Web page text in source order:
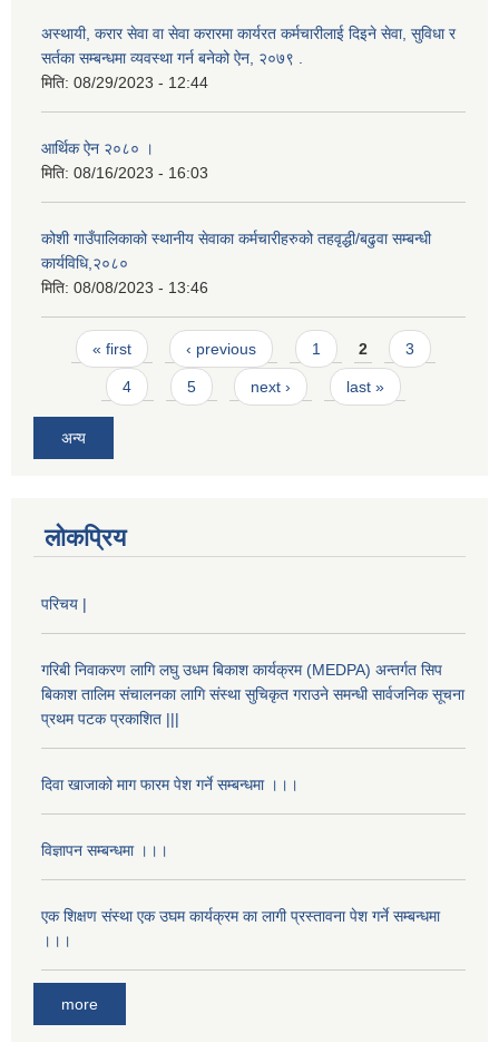
अस्थायी, करार सेवा वा सेवा करारमा कार्यरत कर्मचारीलाई दिइने सेवा, सुविधा र
सर्तका सम्बन्धमा व्यवस्था गर्न बनेको ऐन, २०७९ ‍.
मिति: 08/29/2023 - 12:44
आर्थिक ऐन २०८० ।
मिति: 08/16/2023 - 16:03
कोशी गाउँपालिकाको स्थानीय सेवाका कर्मचारीहरुको तहवृद्धी/बढुवा सम्बन्धी
कार्यविधि,२०८०
मिति: 08/08/2023 - 13:46
Pages
« first ‹ previous 1 2 3
4 5 next › last »
अन्य
लोकप्रिय
परिचय |
गरिबी निवाकरण लागि लघु उधम बिकाश कार्यक्रम (MEDPA) अन्तर्गत सिप
बिकाश तालिम संचालनका लागि संस्था सुचिकृत गराउने समन्धी सार्वजनिक सूचना
प्रथम पटक प्रकाशित |||
दिवा खाजाको माग फारम पेश गर्ने सम्बन्धमा ।।।
विज्ञापन सम्बन्धमा ।।।
एक शिक्षण संस्था एक उघम कार्यक्रम का लागी प्रस्तावना पेश गर्ने सम्बन्धमा
।।।
more